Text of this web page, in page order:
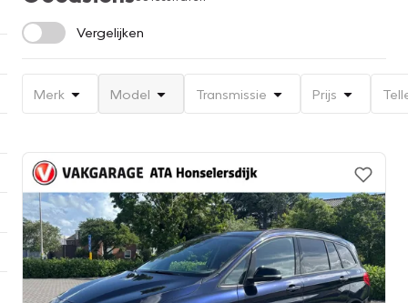
Vergelijken
Merk Model Transmissie Prijs